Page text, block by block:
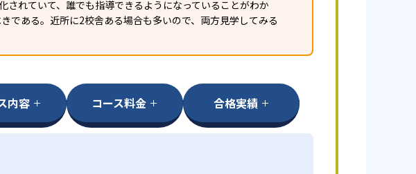
されていて、誰でも指導できるようになっていることがわか
である。近所に2校舎ある場合も多いので、両方見学してみる
内容 コース料金 合格実績